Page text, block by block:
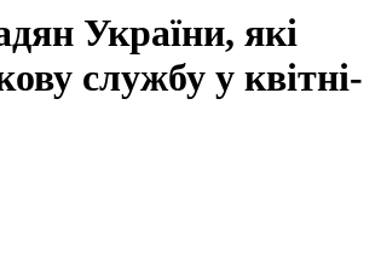
України, які
службу у квітні-